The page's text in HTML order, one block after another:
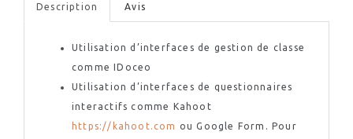
Description Avis
Utilisation d’interfaces de gestion de classe
comme IDoceo
Utilisation d’interfaces de questionnaires
interactifs comme Kahoot
https://kahoot.com ou Google Form. Pour